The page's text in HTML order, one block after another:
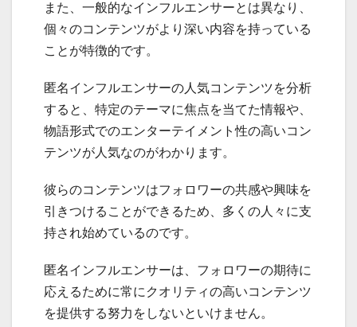
また、一般的なインフルエンサーとは異なり、
個々のコンテンツがより深い内容を持っている
ことが特徴的です。
匿名インフルエンサーの人気コンテンツを分析
すると、特定のテーマに焦点を当てた情報や、
物語形式でのエンターテイメント性の高いコン
テンツが人気なのがわかります。
彼らのコンテンツはフォロワーの共感や興味を
引きつけることができるため、多くの人々に支
持され始めているのです。
匿名インフルエンサーは、フォロワーの期待に
応えるために常にクオリティの高いコンテンツ
を提供する努力をしないといけません。